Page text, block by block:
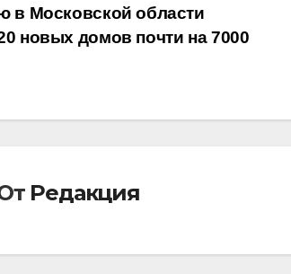
в Московской области
новых домов почти на 7000
Редакция